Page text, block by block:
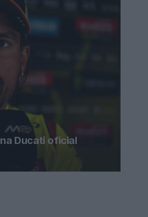
Ducati oficial